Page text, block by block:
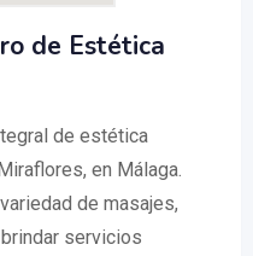
de Estética
de estética
en Málaga.
de masajes,
servicios